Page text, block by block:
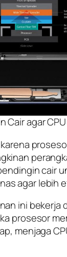
Cair agar
cair
agar lebih
ini bekerja
prosesor
menjaga